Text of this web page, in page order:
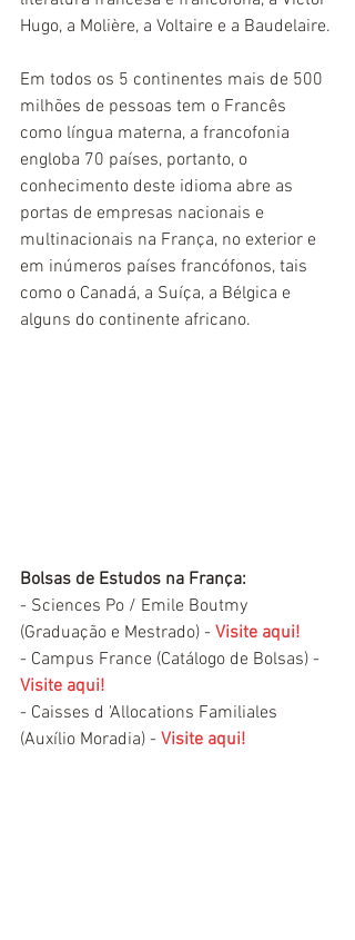
Hugo, a Molière, a Voltaire e a Baudelaire.
Em todos os 5 continentes mais de 500
milhões de pessoas tem o Francês
como língua materna, a francofonia
engloba 70 países, portanto, o
conhecimento deste idioma abre as
portas de empresas nacionais e
multinacionais na França, no exterior e
em inúmeros países francófonos, tais
como o Canadá, a Suíça, a Bélgica e
alguns do continente africano.
Bolsas de Estudos na França:
- Sciences Po / Emile Boutmy
(Graduação e Mestrado) - Visite aqui!
- Campus France (Catálogo de Bolsas) -
Visite aqui!
- Caisses d 'Allocations Familiales
(Auxílio Moradia) - Visite aqui!